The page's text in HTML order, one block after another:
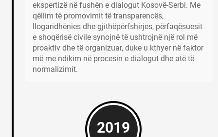
ekspertizë në fushën e dialogut Kosovë-Serbi. Me
qëllim të promovimit të transparencës,
llogaridhënies dhe gjithëpërfshirjes, përfaqësuesit
e shoqërisë civile synojnë të ushtrojnë një rol më
proaktiv dhe të organizuar, duke u kthyer në faktor
më me ndikim në procesin e dialogut dhe atë të
normalizimit.
2019